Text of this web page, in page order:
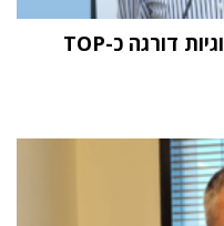
מחקר STKI השנתי: וואן טכנולוגיות דורגה כ-TOP